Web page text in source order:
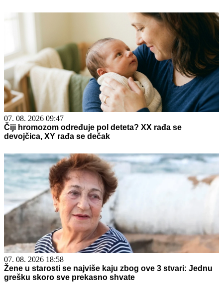
07. 08. 2026 09:47
Čiji hromozom određuje pol deteta? XX rađa se
devojčica, XY rađa se dečak
07. 08. 2026 18:58
Žene u starosti se najviše kaju zbog ove 3 stvari: Jednu
grešku skoro sve prekasno shvate